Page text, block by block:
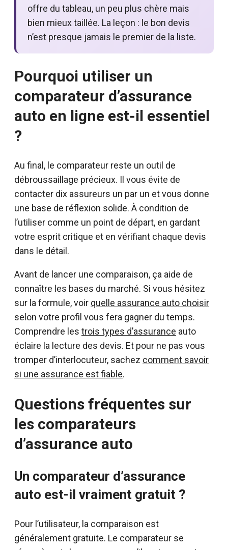
offre du tableau, un peu plus chère mais
bien mieux taillée. La leçon : le bon devis
n’est presque jamais le premier de la liste.
Pourquoi utiliser un
comparateur d’assurance
auto en ligne est-il essentiel
?
Au final, le comparateur reste un outil de
débroussaillage précieux. Il vous évite de
contacter dix assureurs un par un et vous donne
une base de réflexion solide. À condition de
l’utiliser comme un point de départ, en gardant
votre esprit critique et en vérifiant chaque devis
dans le détail.
Avant de lancer une comparaison, ça aide de
connaître les bases du marché. Si vous hésitez
sur la formule, voir quelle assurance auto choisir
selon votre profil vous fera gagner du temps.
Comprendre les trois types d’assurance auto
éclaire la lecture des devis. Et pour ne pas vous
tromper d’interlocuteur, sachez comment savoir
si une assurance est fiable.
Questions fréquentes sur
les comparateurs
d’assurance auto
Un comparateur d’assurance
auto est-il vraiment gratuit ?
Pour l’utilisateur, la comparaison est
généralement gratuite. Le comparateur se